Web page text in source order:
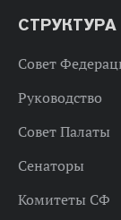
СТРУКТУРА
Совет
Руководство
Совет Палаты
Сенаторы
Комитеты СФ